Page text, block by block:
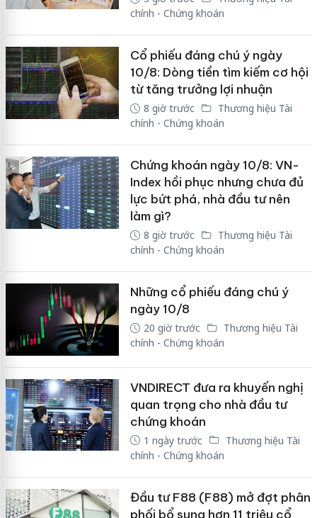
chính - Chứng khoán
Cổ phiếu đáng chú ý ngày
10/8: Dòng tiền tìm kiếm cơ hội
từ tăng trưởng lợi nhuận
8 giờ trước
Thương hiệu Tài
chính - Chứng khoán
Chứng khoán ngày 10/8: VN-
Index hồi phục nhưng chưa đủ
lực bứt phá, nhà đầu tư nên
làm gì?
8 giờ trước
Thương hiệu Tài
chính - Chứng khoán
Những cổ phiếu đáng chú ý
ngày 10/8
20 giờ trước
Thương hiệu Tài
chính - Chứng khoán
VNDIRECT đưa ra khuyến nghị
quan trọng cho nhà đầu tư
chứng khoán
1 ngày trước
Thương hiệu Tài
chính - Chứng khoán
Đầu tư F88 (F88) mở đợt phân
phối bổ sung hơn 11 triệu cổ